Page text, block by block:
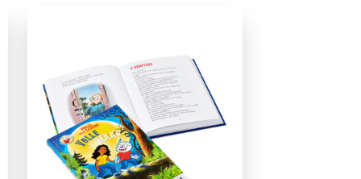
Spanning & griezelen
Woorden & taal
Paul van Loon